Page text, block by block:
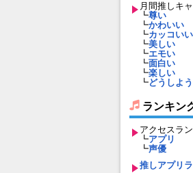
月間推しキ
┗尊い
┗かわいい
┗カッコいい
┗美しい
┗エモい
┗面白い
┗楽しい
┗どうしよ
ランキン
アクセスラ
┗アプリ
┗声優
推しアプリ